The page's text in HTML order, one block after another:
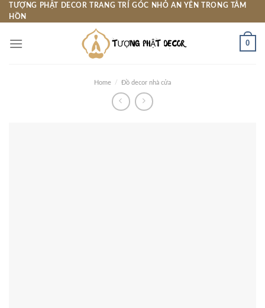
Skip
to
TƯỢNG PHẬT DECOR TRANG TRÍ GÓC NHỎ AN YÊN TRONG TÂM
HỒN
0
Home / Đồ decor nhà cửa